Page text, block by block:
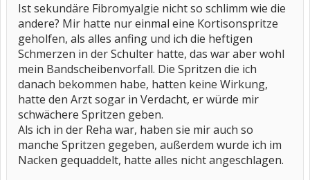
Ist sekundäre Fibromyalgie nicht so schlimm wie die
andere? Mir hatte nur einmal eine Kortisonspritze
geholfen, als alles anfing und ich die heftigen
Schmerzen in der Schulter hatte, das war aber wohl
mein Bandscheibenvorfall. Die Spritzen die ich
danach bekommen habe, hatten keine Wirkung,
hatte den Arzt sogar in Verdacht, er würde mir
schwächere Spritzen geben.
Als ich in der Reha war, haben sie mir auch so
manche Spritzen gegeben, außerdem wurde ich im
Nacken gequaddelt, hatte alles nicht angeschlagen.